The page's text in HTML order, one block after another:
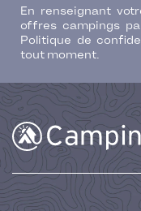
En renseignant
offres campings
Politique de
tout moment.